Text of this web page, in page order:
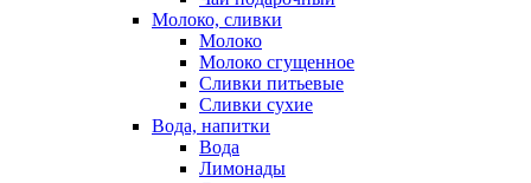
Молоко, сливки
Молоко
Молоко сгущенное
Сливки питьевые
Сливки сухие
Вода, напитки
Вода
Лимонады